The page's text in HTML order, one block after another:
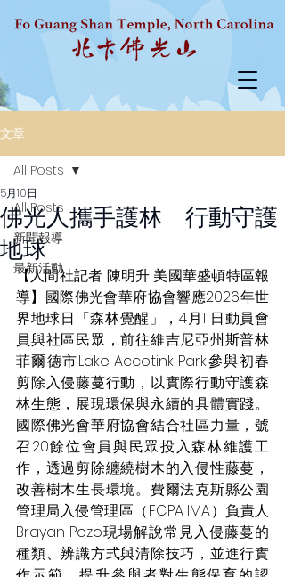
文章
All Posts
新聞報導
最新活動
All Posts
佛光人攜手護林 行動守護
地球
5月10日
【人間社記者 陳明升 美國華盛頓特區報
導】國際佛光會華府協會響應2026年世
界地球日「森林覺醒」，4月11日動員會
員與社區民眾，前往維吉尼亞州斯普林
菲爾德市Lake Accotink Park參與初春
剪除入侵藤蔓行動，以實際行動守護森
林生態，展現環保與永續的具體實踐。
國際佛光會華府協會結合社區力量，號
召20餘位會員與民眾投入森林維護工
作，透過剪除纏繞樹木的入侵性藤蔓，
改善樹木生長環境。費爾法克斯縣公園
管理局入侵管理區（FCPA IMA）負責人
Brayan Pozo現場解說常見入侵藤蔓的
種類、辨識方式與清除技巧，並進行實